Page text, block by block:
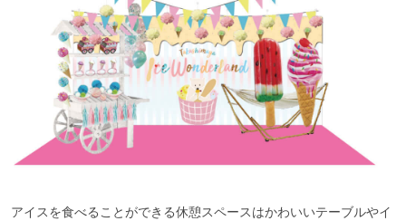
アイスを食べることができる休憩スペースはかわいいテーブルやイ